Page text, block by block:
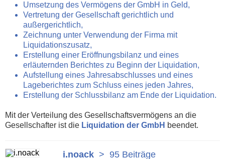
Umsetzung des Vermögens der GmbH in Geld,
Vertretung der Gesellschaft gerichtlich und
außergerichtlich,
Zeichnung unter Verwendung der Firma mit
Liquidationszusatz,
Erstellung einer Eröffnungsbilanz und eines
erläuternden Berichtes zu Beginn der Liquidation,
Aufstellung eines Jahresabschlusses und eines
Lageberichtes zum Schluss eines jeden Jahres,
Erstellung der Schlussbilanz am Ende der Liquidation.
Mit der Verteilung des Gesellschaftsvermögens an die
Gesellschafter ist die Liquidation der GmbH beendet.
i.noack > 95 Beiträge